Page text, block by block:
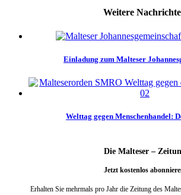
Weitere
Einladung zum Malteser
Welttag gegen Menschenhandel:
Die Malteser –
Jetzt kostenlos
Erhalten Sie mehrmals pro Jahr die Zeitung des